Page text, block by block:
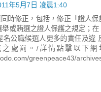
年5月7日 凌晨1:40
時修正，包括，修正「證人
或賄選之證人保護之規定；在
名公職候選人更多的責任及違
之處罰。/詳情點擊以下網
greenpeace43/